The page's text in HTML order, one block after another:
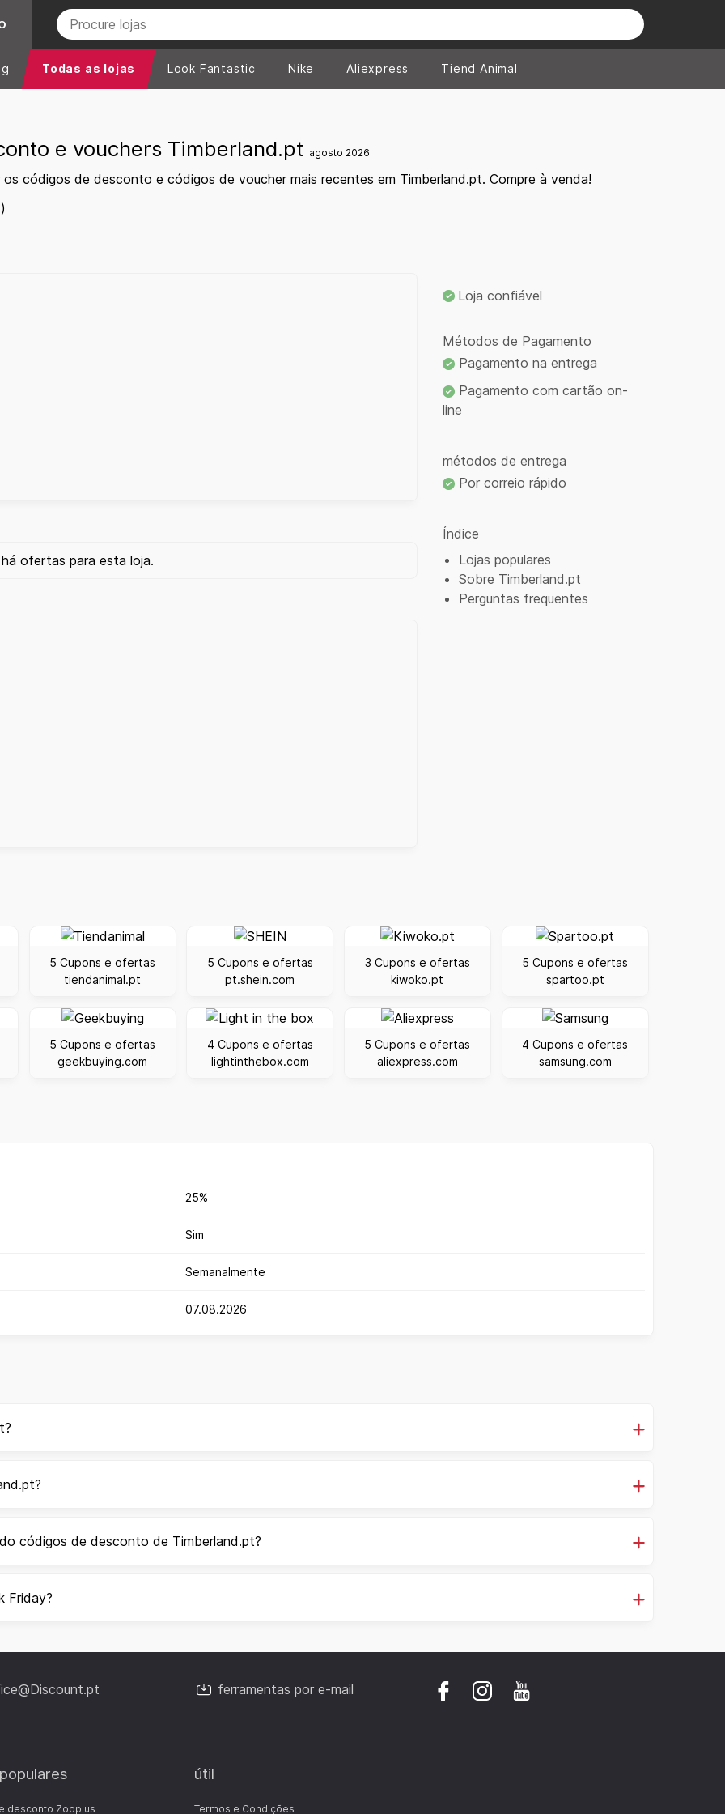
Todas as lojas Look Fantastic Nike Aliexpress Tiend Animal
e vouchers Timberland.pt agosto 2026
códigos de desconto e códigos de voucher mais recentes em Timberland.pt. Compre à venda!
ofertas para esta loja.
Loja confiável
Métodos de Pagamento
Pagamento na entrega
Pagamento com cartão on-
line
métodos de entrega
Por correio rápido
Índice
Lojas populares
Sobre Timberland.pt
Perguntas frequentes
5 Cupons e ofertas
tiendanimal.pt
5 Cupons e ofertas
pt.shein.com
3 Cupons e ofertas
kiwoko.pt
5 Cupons e ofertas
spartoo.pt
5 Cupons e ofertas
geekbuying.com
4 Cupons e ofertas
lightinthebox.com
5 Cupons e ofertas
aliexpress.com
4 Cupons e ofertas
samsung.com
25%
Sim
Semanalmente
07.08.2026
códigos de desconto de Timberland.pt?
Friday?
ferramentas por e-mail
desconto Zooplus
útil
Termos e Condições